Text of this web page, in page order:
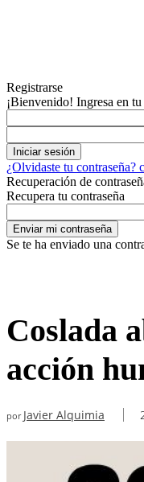
Registrarse
¡Bienvenido! Ingresa en tu
¿Olvidaste tu contraseña?
Recuperación de
Recupera tu contraseña
Se te ha enviado una
Coslada
acción
por Javier Alquimia